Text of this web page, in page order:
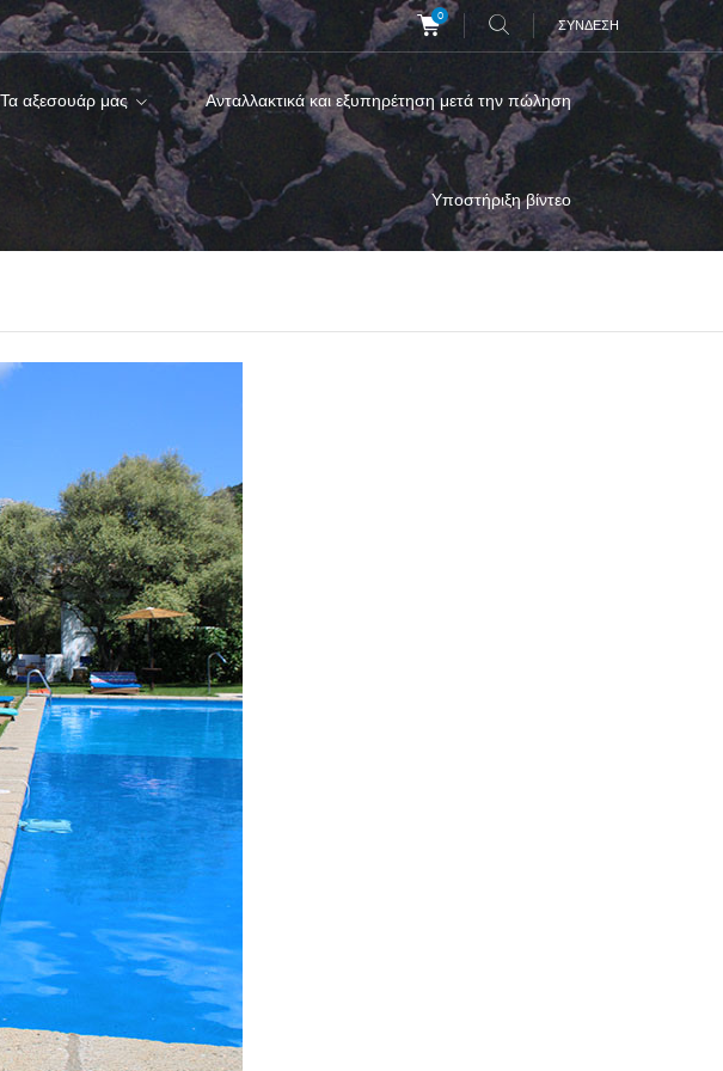
0
ΣΎΝΔΕΣΗ
Τα αξεσουάρ μας Ανταλλακτικά και εξυπηρέτηση μετά την πώληση
Υποστήριξη βίντεο